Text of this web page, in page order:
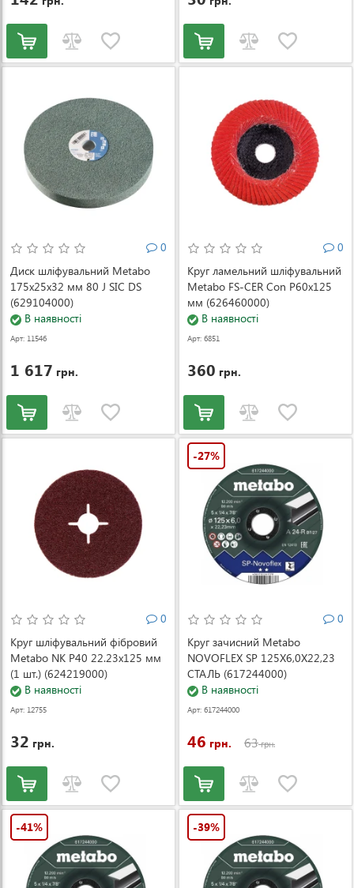
0
Диск шліфувальний Metabo
175x25x32 мм 80 J SIC DS
(629104000)
В наявності
Арт: 11546
1 617 грн.
0
Круг ламельний шліфувальний
Metabo FS-CER Con P60x125
мм (626460000)
В наявності
Арт: 6851
360 грн.
0
Круг шліфувальний фібровий
Metabo NK P40 22.23x125 мм
(1 шт.) (624219000)
В наявності
Арт: 12755
32 грн.
-27%
0
Круг зачисний Metabo
NOVOFLEX SP 125X6,0X22,23
СТАЛЬ (617244000)
В наявності
Арт: 617244000
46 грн. 63грн.
-41% -39%